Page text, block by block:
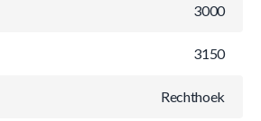
3000
3150
Rechthoek